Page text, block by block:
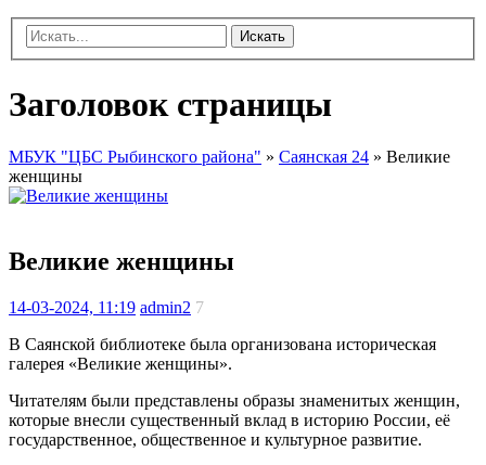
Искать
Заголовок страницы
МБУК "ЦБС Рыбинского района" » Саянская 24 » Великие
женщины
Великие женщины
14-03-2024, 11:19 admin2 7
В Саянской библиотеке была организована историческая
галерея «Великие женщины».
Читателям были представлены образы знаменитых женщин,
которые внесли существенный вклад в историю России, её
государственное, общественное и культурное развитие.